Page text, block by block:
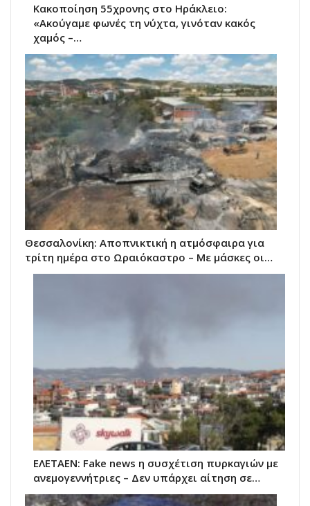
Κακοποίηση 55χρονης στο Ηράκλειο:
«Ακούγαμε φωνές τη νύχτα, γινόταν κακός
χαμός –…
Θεσσαλονίκη: Αποπνικτική η ατμόσφαιρα για
τρίτη ημέρα στο Ωραιόκαστρο – Με μάσκες οι…
ΕΛΕΤΑΕΝ: Fake news η συσχέτιση πυρκαγιών με
ανεμογεννήτριες – Δεν υπάρχει αίτηση σε…